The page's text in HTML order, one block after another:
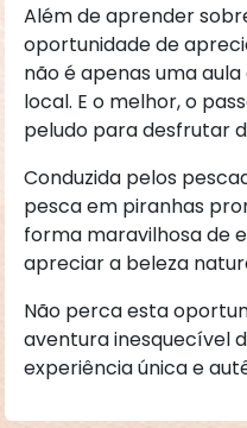
Além de aprender
oportunidade de
não é apenas uma
local. E o melhor, o
peludo para desfrutar
Conduzida pelos
pesca em piranhas
forma maravilhosa de
apreciar a beleza
Não perca esta
aventura inesquecível
experiência única e